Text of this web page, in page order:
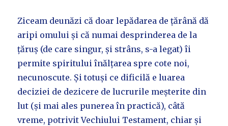
Ziceam deunăzi că doar lepădarea de țărână dă
aripi omului și că numai desprinderea de la
țăruș (de care singur, și strâns, s-a legat) îi
permite spiritului înălțarea spre cote noi,
necunoscute. Și totuși ce dificilă e luarea
deciziei de dezicere de lucrurile meșterite din
lut (și mai ales punerea în practică), câtă
vreme, potrivit Vechiului Testament, chiar și